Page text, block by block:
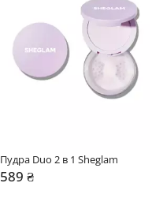
Пудра Duo 2 в 1 Sheglam
589 ₴